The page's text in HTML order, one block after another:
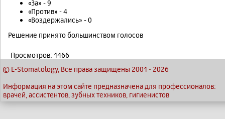
«За» - 9
«Против» - 4
«Воздержались» - 0
Решение принято большинством голосов
Просмотров: 1466
© E-Stomatology, Все права защищены 2001 - 2026
Информация на этом сайте предназначена для профессионалов:
врачей, ассистентов, зубных техников, гигиенистов